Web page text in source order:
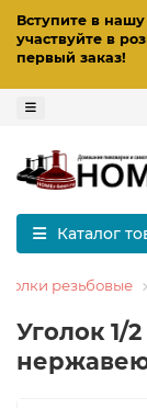
Вступите в нашу
участвуйте в
первый заказ!
Каталог
резьбовые
Уголок 1/